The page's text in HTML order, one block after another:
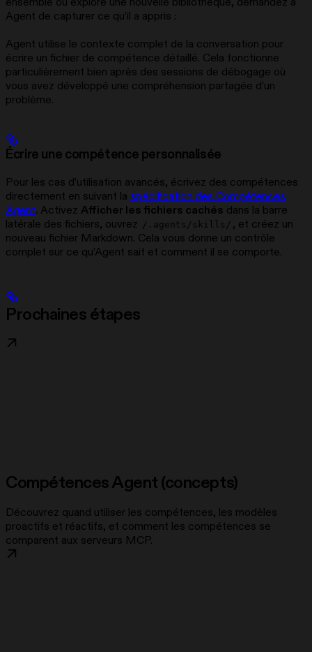
Agent de capturer ce qu’il a appris :
Agent utilise le contexte complet de la conversation pour
écrire un fichier de compétence détaillé. Cela fonctionne
particulièrement bien après des sessions de débogage où
vous avez développé une compréhension partagée d’un
problème.
Écrire une compétence personnalisée
Pour les cas d’utilisation avancés, écrivez des compétences
directement en suivant la spécification des Compétences
Agent. Activez Afficher les fichiers cachés dans la barre
latérale des fichiers, ouvrez /.agents/skills/ , et créez un
nouveau fichier Markdown. Cela vous donne un contrôle
complet sur ce qu’Agent sait et comment il se comporte.
Prochaines étapes
Compétences Agent (concepts)
Découvrez quand utiliser les compétences, les modèles
proactifs et réactifs, et comment les compétences se
comparent aux serveurs MCP.